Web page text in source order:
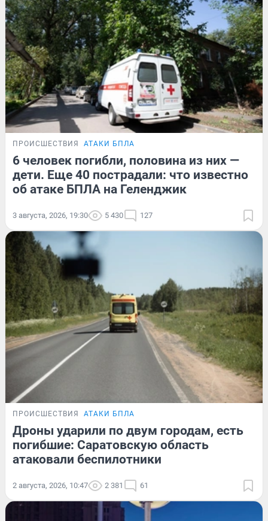
ПРОИСШЕСТВИЯ АТАКИ БПЛА
6 человек погибли, половина из них —
дети. Еще 40 пострадали: что известно
об атаке БПЛА на Геленджик
3 августа, 2026, 19:30 5 430 127
ПРОИСШЕСТВИЯ АТАКИ БПЛА
Дроны ударили по двум городам, есть
погибшие: Саратовскую область
атаковали беспилотники
2 августа, 2026, 10:47 2 381 61